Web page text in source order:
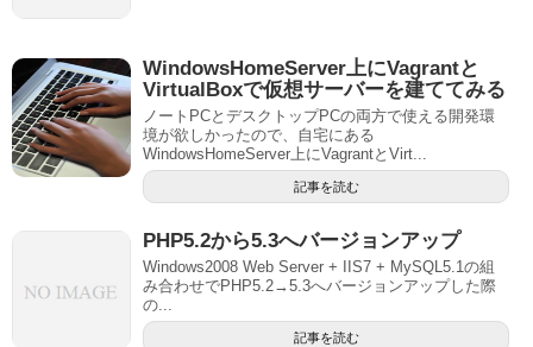
WindowsHomeServer上にVagrantと
VirtualBoxで仮想サーバーを建ててみる
ノートPCとデスクトップPCの両方で使える開発環
境が欲しかったので、自宅にある
WindowsHomeServer上にVagrantとVirt...
記事を読む
PHP5.2から5.3へバージョンアップ
Windows2008 Web Server + IIS7 + MySQL5.1の組
み合わせでPHP5.2→5.3へバージョンアップした際
の...
記事を読む